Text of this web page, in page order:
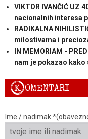
VIKTOR IVANČIĆ UZ
nacionalnih interesa
RADIKALNA
milostivama i
IN MEMORIAM -
nam je pokazao
KOMENTARI
Ime / nadimak